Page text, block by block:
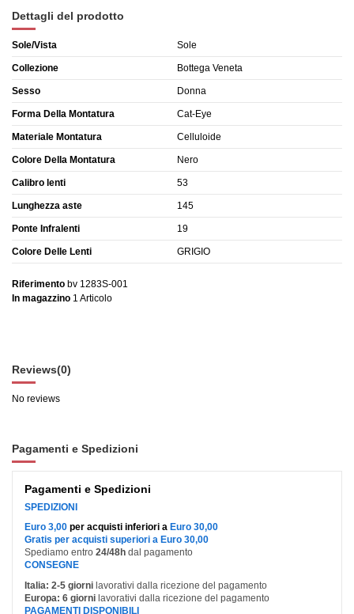
Dettagli del prodotto
Sole/Vista Sole
Collezione Bottega Veneta
Sesso Donna
Forma Della Montatura Cat-Eye
Materiale Montatura Celluloide
Colore Della Montatura Nero
Calibro lenti 53
Lunghezza aste 145
Ponte Infralenti 19
Colore Delle Lenti GRIGIO
Riferimento bv 1283S-001
In magazzino 1 Articolo
Reviews(0)
No reviews
Pagamenti e Spedizioni
Pagamenti e Spedizioni
SPEDIZIONI
Euro 3,00 per acquisti inferiori a Euro 30,00
Gratis per acquisti superiori a Euro 30,00
Spediamo entro 24/48h dal pagamento
CONSEGNE
Italia: 2-5 giorni lavorativi dalla ricezione del pagamento
Europa: 6 giorni lavorativi dalla ricezione del pagamento
PAGAMENTI DISPONIBILI